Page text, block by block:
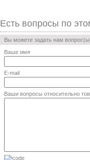
Есть вопросы по
Вы можете задать нам
Ваше имя
E-mail
Ваши вопросы относительно